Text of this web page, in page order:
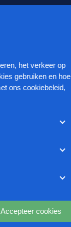
het verkeer op
gebruiken en hoe
ons cookiebeleid,
zonder de
website aan te
uit waarmee onder
Accepteer cookies